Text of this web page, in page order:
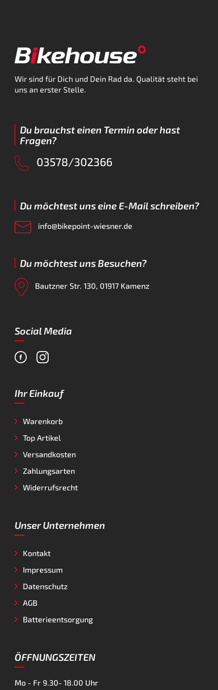
Wir sind für Dich und Dein Rad da. Qualität steht bei
uns an erster Stelle.
Du brauchst einen Termin oder hast
Fragen?
03578/302366
Du möchtest uns eine E-Mail schreiben?
info@bikepoint-wiesner.de
Du möchtest uns Besuchen?
Bautzner Str. 130, 01917 Kamenz
Social Media
Ihr Einkauf
Warenkorb
Top Artikel
Versandkosten
Zahlungsarten
Widerrufsrecht
Unser Unternehmen
Kontakt
Impressum
Datenschutz
AGB
Batterieentsorgung
ÖFFNUNGSZEITEN
Mo - Fr 9.30- 18.00 Uhr